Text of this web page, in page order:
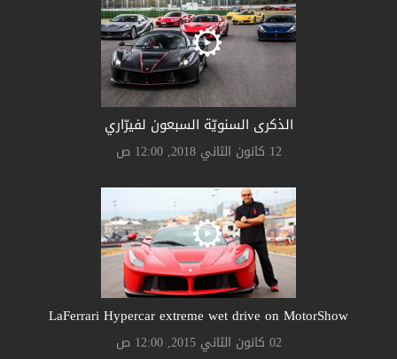
الذكرى السنويّة السبعون لفيرّاري
12 كانون الثاني 2018, 12:00 ص
LaFerrari Hypercar extreme wet drive on MotorShow
02 كانون الثاني 2015, 12:00 ص